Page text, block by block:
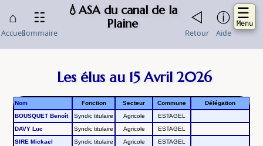
⌂
Accueil
☷
Sommaire
💧ASA du canal de la
Plaine
◁
Retour
ⓘ
Aide
☰
Menu
Aide
Contacts
Les élus au 15 Avril 2026
Nom Fonction Secteur Commune
Délégation
BOUSQUET Benoît
Syndic titulaire Agricole
ESTAGEL
DAVY Luc
Syndic titulaire Agricole
ESTAGEL
SIRE Mickael
Syndic titulaire Agricole
ESTAGEL